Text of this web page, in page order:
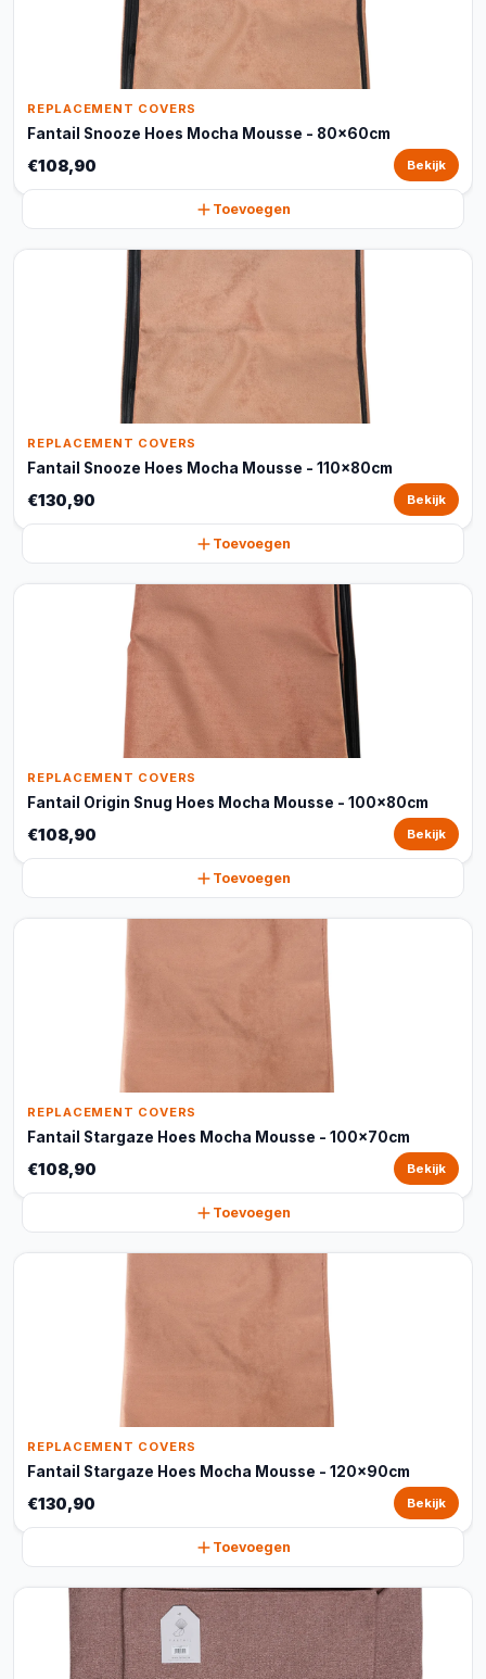
REPLACEMENT COVERS
Fantail Snooze Hoes Mocha Mousse - 80x60cm
€108,90 Bekijk
Toevoegen
REPLACEMENT COVERS
Fantail Snooze Hoes Mocha Mousse - 110x80cm
€130,90 Bekijk
Toevoegen
REPLACEMENT COVERS
Fantail Origin Snug Hoes Mocha Mousse - 100x80cm
€108,90 Bekijk
Toevoegen
REPLACEMENT COVERS
Fantail Stargaze Hoes Mocha Mousse - 100x70cm
€108,90 Bekijk
Toevoegen
REPLACEMENT COVERS
Fantail Stargaze Hoes Mocha Mousse - 120x90cm
€130,90 Bekijk
Toevoegen